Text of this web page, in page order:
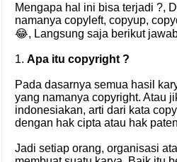
Mengapa hal ini bisa terjadi ?,
namanya copyleft, copyup,
😂, Langsung saja berikut
1. Apa itu copyright ?
Pada dasarnya semua hasil
yang namanya copyright. Atau
indonesiakan, arti dari kata
dengan hak cipta atau hak
Jadi setiap orang, organisasi